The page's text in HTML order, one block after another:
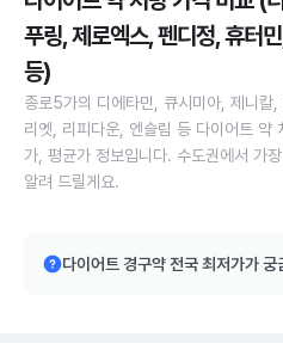
푸링, 제로엑스, 펜디정, 휴터
등)
종로5가의 디에타민, 큐시미아, 제니
리엣, 리피다운, 엔슬림 등 다이어트
가, 평균가 정보입니다. 수도권에서 가
알려 드릴게요.
다이어트 경구약 전국 최저가가 궁